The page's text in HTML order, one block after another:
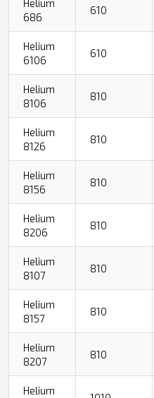
686
610
Helium
6106
610
Helium
8106
810
Helium
8126
810
Helium
8156
810
Helium
8206
810
Helium
8107
810
Helium
8157
810
Helium
8207
810
Helium